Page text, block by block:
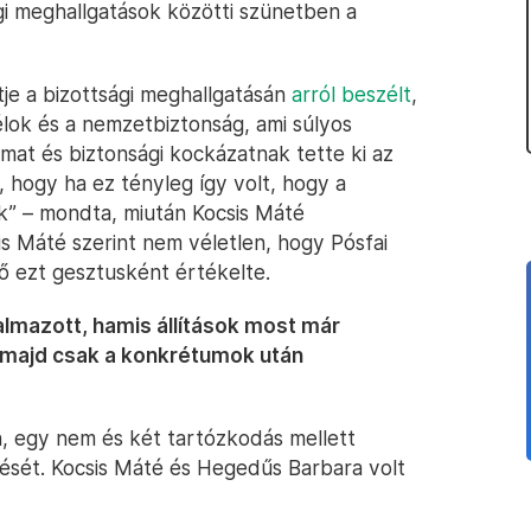
meghallgatások közötti szünetben a
a bizottsági meghallgatásán arról beszélt,
és a nemzetbiztonság, ami súlyos
és biztonsági kockázatnak tette ki az
hogy ha ez tényleg így volt, hogy a
– mondta, miután Kocsis Máté
Máté szerint nem véletlen, hogy Pósfai
ezt gesztusként értékelte.
hamis állítások most már
csak a konkrétumok után
egy nem és két tartózkodás mellett
Kocsis Máté és Hegedűs Barbara volt